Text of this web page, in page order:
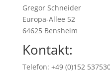
Gregor Schneider
Europa-Allee 52
64625 Bensheim
Kontakt:
Telefon: +49 (0)152